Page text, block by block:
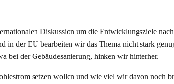
Diskussion um die Entwicklungsziele
in der EU bearbeiten wir das Thema nicht stark
bei der Gebäudesanierung, hinken wir hinterher.
setzen wollen und wie viel wir davon noch